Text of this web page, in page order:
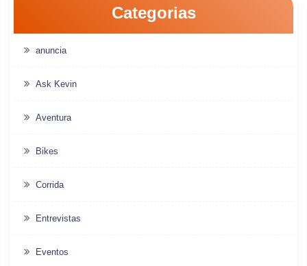
Categorias
anuncia
Ask Kevin
Aventura
Bikes
Corrida
Entrevistas
Eventos